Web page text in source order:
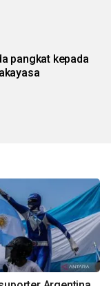
pangkat kepada